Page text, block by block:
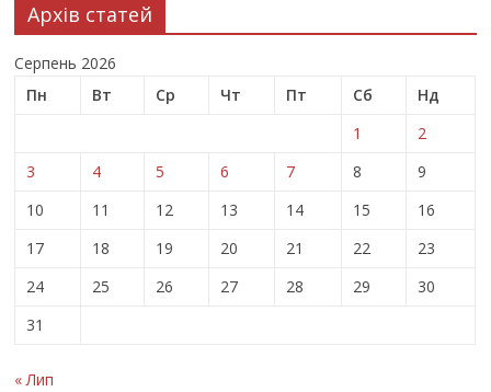
Архів статей
Серпень 2026
Пн
Вт Ср Чт Пт Сб
Нд
1
2
3
4 5 6 7 8
9
10
11 12 13 14 15
16
17
18 19 20 21 22
23
24
25 26 27 28 29
30
31
« Лип